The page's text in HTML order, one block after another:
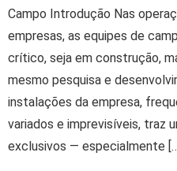
Campo Introdução Nas
empresas, as equipes de
crítico, seja em construção,
mesmo pesquisa e
instalações da empresa,
variados e imprevisíveis, traz
exclusivos — especialmente